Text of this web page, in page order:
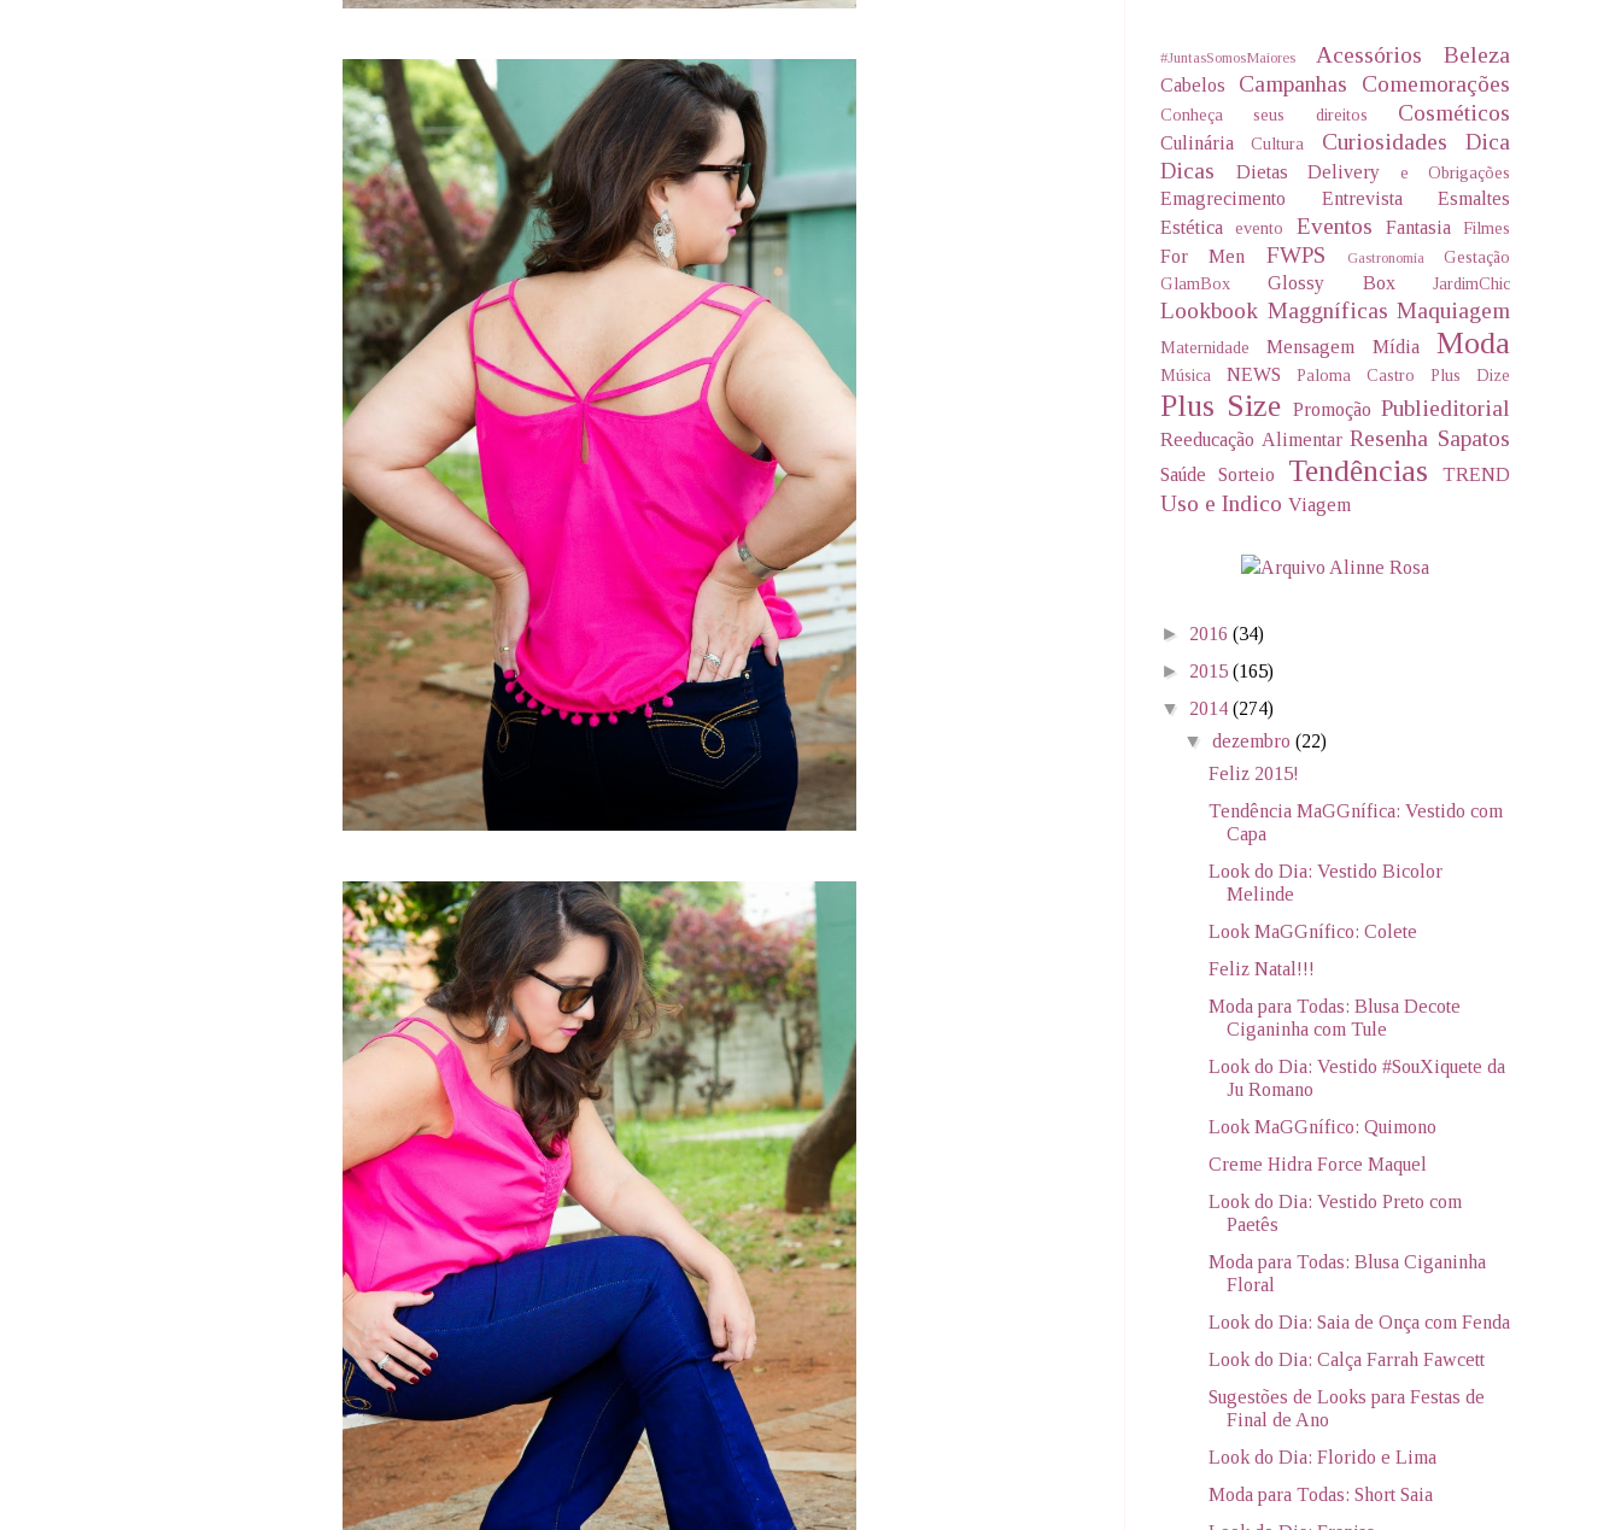
#JuntasSomosMaiores Acessórios Beleza
Cabelos Campanhas Comemorações
Conheça seus direitos Cosméticos
Culinária Cultura Curiosidades
Dica
Dicas
Dietas Delivery e Obrigações
Emagrecimento Entrevista
Esmaltes
Estética
evento Eventos Fantasia Filmes
For Men FWPS Gastronomia
Gestação
GlamBox
Glossy Box JardimChic
Lookbook Maggníficas Maquiagem
Maternidade Mensagem Mídia Moda
Música NEWS Paloma Castro Plus Dize
Plus Size Promoção Publieditorial
Reeducação Alimentar Resenha Sapatos
Saúde Sorteio Tendências TREND
Uso e Indico Viagem
► 2016 (34)
► 2015 (165)
▼ 2014 (274)
▼dezembro(22)
Feliz 2015!
Tendência MaGGnífica: Vestido com
Capa
Look do Dia: Vestido Bicolor
Melinde
Look MaGGnífico: Colete
Feliz Natal!!!
Moda para Todas: Blusa Decote
Ciganinha com Tule
Look do Dia: Vestido #SouXiquete da
Ju Romano
Look MaGGnífico: Quimono
Creme Hidra Force Maquel
Look do Dia: Vestido Preto com
Paetês
Moda para Todas: Blusa Ciganinha
Floral
Look do Dia: Saia de Onça com Fenda
Look do Dia: Calça Farrah Fawcett
Sugestões de Looks para Festas de
Final de Ano
Look do Dia: Florido e Lima
Moda para Todas: Short Saia